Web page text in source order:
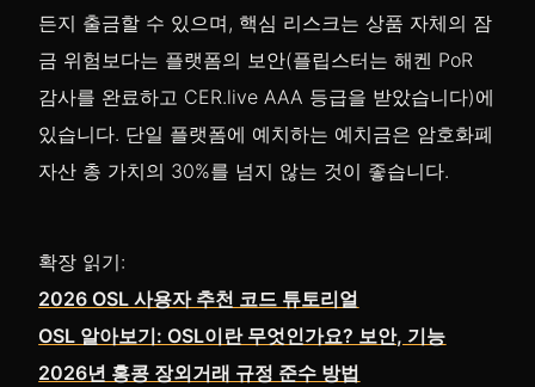
든지 출금할 수 있으며, 핵심 리스크는 상품 자체의 잠
금 위험보다는 플랫폼의 보안(플립스터는 해켄 PoR
감사를 완료하고 CER.live AAA 등급을 받았습니다)에
있습니다. 단일 플랫폼에 예치하는 예치금은 암호화폐
자산 총 가치의 30%를 넘지 않는 것이 좋습니다.
확장 읽기:
2026 OSL 사용자 추천 코드 튜토리얼
OSL 알아보기: OSL이란 무엇인가요? 보안, 기능
2026년 홍콩 장외거래 규정 준수 방법